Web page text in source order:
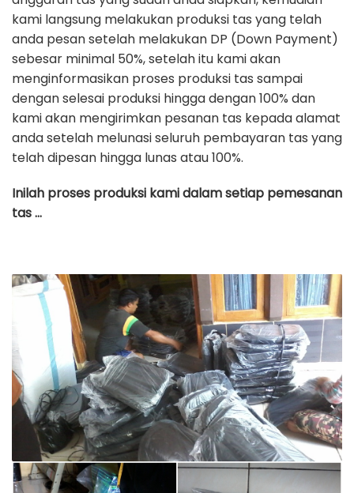
kami langsung melakukan produksi tas yang telah
anda pesan setelah melakukan DP (Down Payment)
sebesar minimal 50%, setelah itu kami akan
menginformasikan proses produksi tas sampai
dengan selesai produksi hingga dengan 100% dan
kami akan mengirimkan pesanan tas kepada alamat
anda setelah melunasi seluruh pembayaran tas yang
telah dipesan hingga lunas atau 100%.
Inilah proses produksi kami dalam setiap pemesanan
tas …